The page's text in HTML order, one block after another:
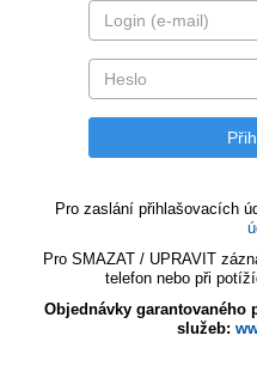
Pro zaslání přihlašovacích
Pro SMAZAT / UPRAVIT
telefon nebo při
Objednávky
služeb: